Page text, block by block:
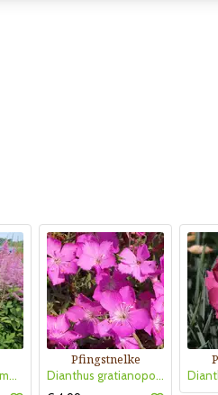
Astilbe arendsii 'Amethyst'
Pfingstnelke
Dianthus gratianopolitanus 'La Bourboule'